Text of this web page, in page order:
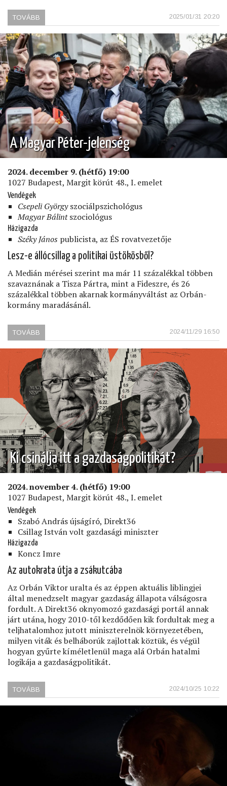
2025/01/31 20:20
TOVÁBB
FÉLREMENT
RENDSZERVÁLTÁS)
A Magyar Péter-jelenség
2024. december 9. (hétfő) 19:00
1027 Budapest, Margit körút 48., I. emelet
Vendégek
Csepeli Györgyszociálpszichológus
Magyar Bálintszociológus
Házigazda
Széky János publicista, az ÉS rovatvezetője
Lesz-e állócsillag a politikai üstökösből?
A Medián mérései szerint ma már 11 százalékkal többen
szavaznának a Tisza Pártra, mint a Fideszre, és 26
százalékkal többen akarnak kormányváltást az Orbán-
kormány maradásánál.
2024/11/29 16:50
TOVÁBB
MAGYAR
PÉTER-
JELENSÉG)
Ki csinálja itt a gazdaságpolitikát?
2024. november 4. (hétfő) 19:00
1027 Budapest, Margit körút 48., I. emelet
Vendégek
Szabó András újságíró, Direkt36
Csillag István volt gazdasági miniszter
Házigazda
Koncz Imre
Az autokrata útja a zsákutcába
Az Orbán Viktor uralta és az éppen aktuális liblingjei
által menedzselt magyar gazdaság állapota válságosra
fordult. A Direkt36 oknyomozó gazdasági portál annak
járt utána, hogy 2010-től kezdődően kik fordultak meg a
teljhatalomhoz jutott miniszterelnök környezetében,
milyen viták és belháborúk zajlottak köztük, és végül
hogyan gyűrte kíméletlenül maga alá Orbán hatalmi
logikája a gazdaságpolitikát.
2024/10/25 10:22
TOVÁBB
CSINÁLJA
ITT